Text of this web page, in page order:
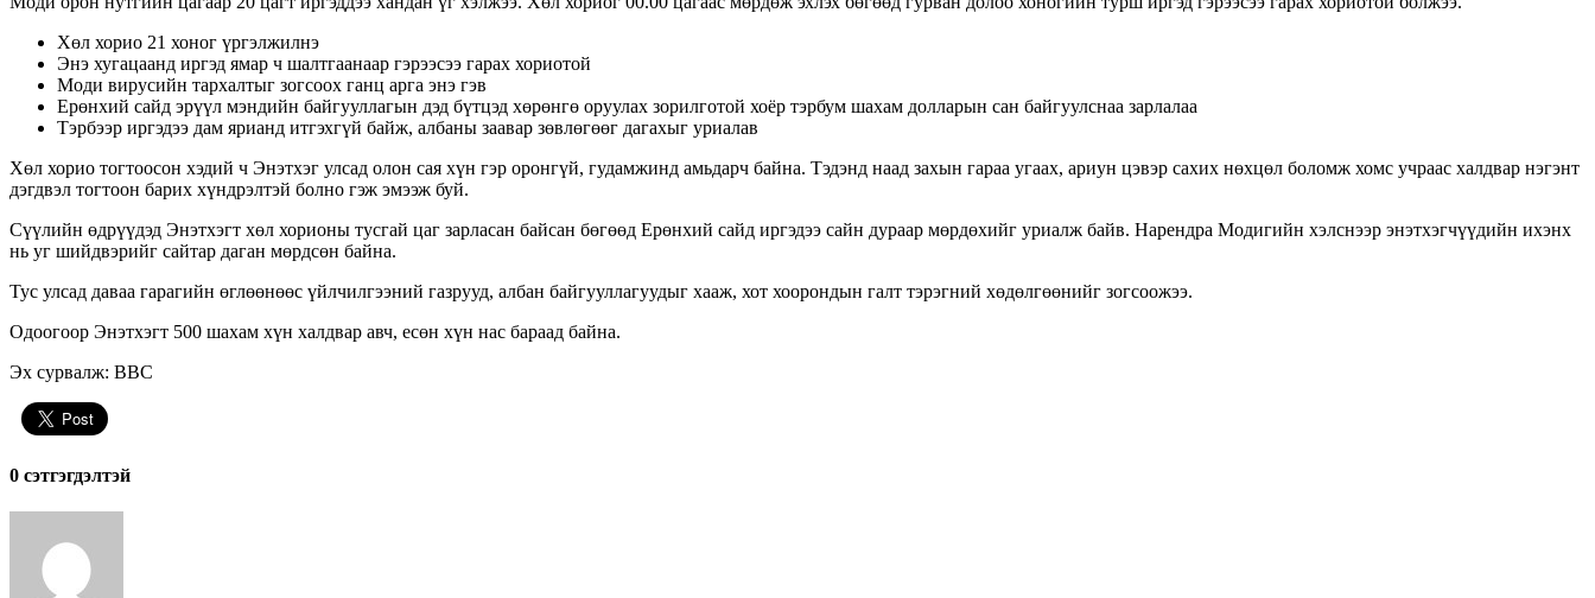
Хөл хорио 21 хоног үргэлжилнэ
Энэ хугацаанд иргэд ямар ч шалтгаанаар гэрээсээ гарах хориотой
Моди вирусийн тархалтыг зогсоох ганц арга энэ гэв
Ерөнхий сайд эрүүл мэндийн байгууллагын дэд бүтцэд хөрөнгө оруулах зорилготой хоёр тэрбум шахам долларын сан байгуулснаа зарлалаа
Тэрбээр иргэдээ дам ярианд итгэхгүй байж, албаны заавар зөвлөгөөг дагахыг уриалав
Хөл хорио тогтоосон хэдий ч Энэтхэг улсад олон сая хүн гэр оронгүй, гудамжинд амьдарч байна. Тэдэнд наад захын гараа угаах, ариун цэвэр сахих нөхцөл боломж хомс учраас халдвар нэгэнт
дэгдвэл тогтоон барих хүндрэлтэй болно гэж эмээж буй.
Сүүлийн өдрүүдэд Энэтхэгт хөл хорионы тусгай цаг зарласан байсан бөгөөд Ерөнхий сайд иргэдээ сайн дураар мөрдөхийг уриалж байв. Нарендра Модигийн хэлснээр энэтхэгчүүдийн ихэнх
нь уг шийдвэрийг сайтар даган мөрдсөн байна.
Тус улсад даваа гарагийн өглөөнөөс үйлчилгээний газрууд, албан байгууллагуудыг хааж, хот хоорондын галт тэрэгний хөдөлгөөнийг зогсоожээ.
Одоогоор Энэтхэгт 500 шахам хүн халдвар авч, есөн хүн нас бараад байна.
Эх сурвалж: ВВС
0 cэтгэгдэлтэй